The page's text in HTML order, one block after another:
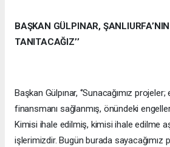
BAŞKAN GÜLPINAR,
TANITACAĞIZ’’
Başkan Gülpınar, ‘’Sunacağımız
finansmanı sağlanmış, önündeki engeller
Kimisi ihale edilmiş, kimisi ihale edilme
işlerimizdir. Bugün burada sayacağımız